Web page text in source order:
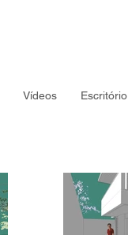
Vídeos Escritório